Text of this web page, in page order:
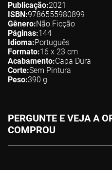
Publicação 2021
ISBN 9786555980899
Gênero Não Ficção
Páginas 144
Idioma Português
Formato 16 x 23 cm
Acabamento Capa Dura
Corte Sem Pintura
Peso 390 g
PERGUNTE E VEJA A
COMPROU